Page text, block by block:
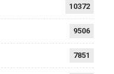
10372
9506
7851